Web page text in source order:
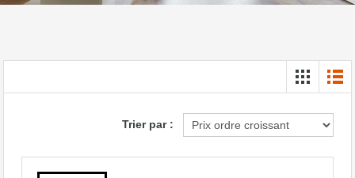
Trier par :